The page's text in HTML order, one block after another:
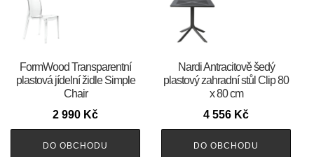
FormWood Transparentní
plastová jídelní židle Simple
Chair
2 990 Kč
DO OBCHODU
Nardi Antracitově šedý
plastový zahradní stůl Clip 80
x 80 cm
4 556 Kč
DO OBCHODU